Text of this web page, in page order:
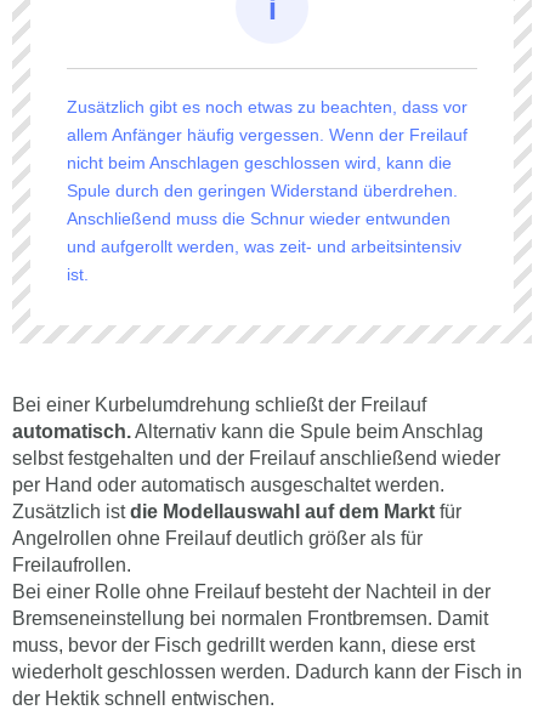
Zusätzlich gibt es noch etwas zu beachten, dass vor
allem Anfänger häufig vergessen. Wenn der Freilauf
nicht beim Anschlagen geschlossen wird, kann die
Spule durch den geringen Widerstand überdrehen.
Anschließend muss die Schnur wieder entwunden
und aufgerollt werden, was zeit- und arbeitsintensiv
ist.
Bei einer Kurbelumdrehung schließt der Freilauf
automatisch.Alternativ kann die Spule beim Anschlag
selbst festgehalten und der Freilauf anschließend wieder
per Hand oder automatisch ausgeschaltet werden.
Zusätzlich istdie Modellauswahl auf dem Markt für
Angelrollen ohne Freilauf deutlich größer als für
Freilaufrollen.
Bei einer Rolle ohne Freilauf besteht der Nachteil in der
Bremseneinstellung bei normalen Frontbremsen. Damit
muss, bevor der Fisch gedrillt werden kann, diese erst
wiederholt geschlossen werden. Dadurch kann der Fisch in
der Hektik schnell entwischen.